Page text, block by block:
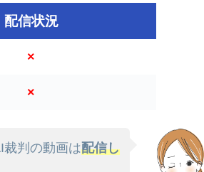
配信状況
×
×
判の動画は配信し